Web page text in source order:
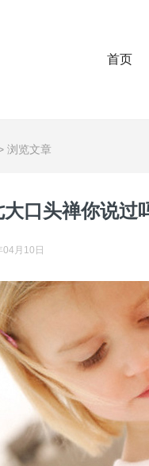
首页
浏览文章
口头禅你说过
月10日